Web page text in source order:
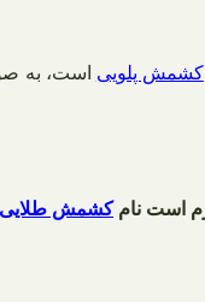
کشمش پلویی است، به
است نامکشمش طلایی